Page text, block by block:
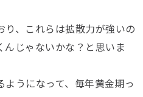
、これらは拡散力が強いの
じゃないかな？と思いま
うになって、毎年黄金期っ